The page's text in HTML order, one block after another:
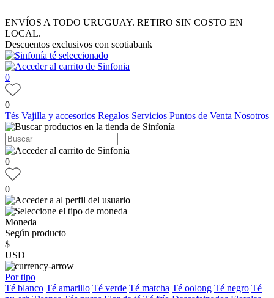
ENVÍOS A TODO URUGUAY. RETIRO SIN COSTO EN
LOCAL.
Descuentos exclusivos con scotiabank
0
0
Tés Vajilla y accesorios Regalos Servicios Puntos de Venta Nosotros
0
0
Moneda
Según producto
$
USD
Por tipo
Té blanco Té amarillo Té verde Té matcha Té oolong Té negro Té